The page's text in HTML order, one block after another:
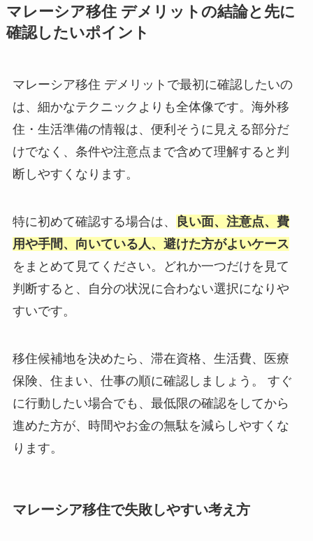
マレーシア移住 デメリットの結論と先に
確認したいポイント
マレーシア移住 デメリットで最初に確認したいの
は、細かなテクニックよりも全体像です。海外移
住・生活準備の情報は、便利そうに見える部分だ
けでなく、条件や注意点まで含めて理解すると判
断しやすくなります。
特に初めて確認する場合は、
良い面、注意点、費
用や手間、向いている人、避けた方がよいケース
をまとめて見てください。どれか一つだけを見て
判断すると、自分の状況に合わない選択になりや
すいです。
移住候補地を決めたら、滞在資格、生活費、医療
保険、住まい、仕事の順に確認しましょう。 すぐ
に行動したい場合でも、最低限の確認をしてから
進めた方が、時間やお金の無駄を減らしやすくな
ります。
マレーシア移住で失敗しやすい考え方